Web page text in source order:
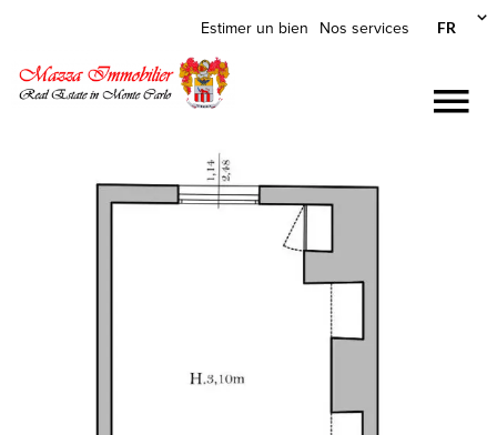
Estimer un bien Nos services FR